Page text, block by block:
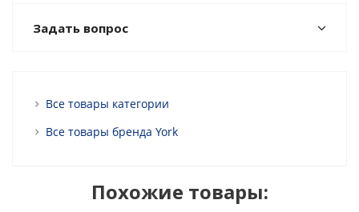
Задать вопрос
Все товары категории
Все товары бренда York
Похожие товары: